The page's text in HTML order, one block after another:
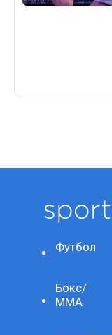
Футбол
Бокс/
ММА